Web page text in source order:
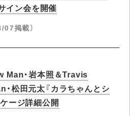
イン会を開催
07掲載）
Man・岩本照＆Travis
・松田元太『カラちゃんとシ
ケージ詳細公開